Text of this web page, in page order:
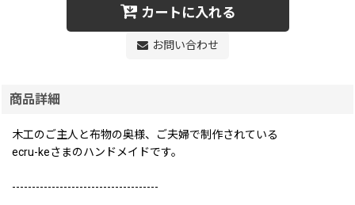
カートに入れる
お問い合わせ
商品詳細
木工のご主人と布物の奥様、ご夫婦で制作されている
ecru-keさまのハンドメイドです。
-------------------------------------